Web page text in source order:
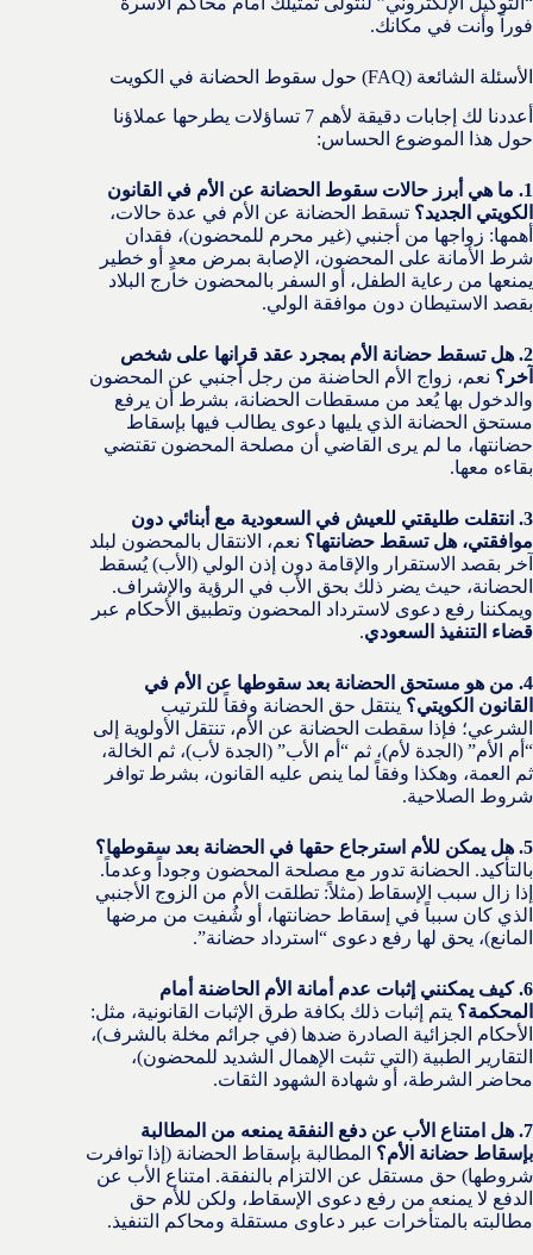
فوراً وأنت في مكانك.
الأسئلة الشائعة (FAQ) حول سقوط الحضانة في الكويت
أعددنا لك إجابات دقيقة لأهم 7 تساؤلات يطرحها عملاؤنا
حول هذا الموضوع الحساس:
1. ما هي أبرز حالات سقوط الحضانة عن الأم في القانون
الكويتي الجديد؟ تسقط الحضانة عن الأم في عدة حالات،
أهمها: زواجها من أجنبي (غير محرم للمحضون)، فقدان
شرط الأمانة على المحضون، الإصابة بمرض معدٍ أو خطير
يمنعها من رعاية الطفل، أو السفر بالمحضون خارج البلاد
بقصد الاستيطان دون موافقة الولي.
2. هل تسقط حضانة الأم بمجرد عقد قرانها على شخص
آخر؟ نعم، زواج الأم الحاضنة من رجل أجنبي عن المحضون
والدخول بها يُعد من مسقطات الحضانة، بشرط أن يرفع
مستحق الحضانة الذي يليها دعوى يطالب فيها بإسقاط
حضانتها، ما لم يرى القاضي أن مصلحة المحضون تقتضي
بقاءه معها.
3. انتقلت طليقتي للعيش في السعودية مع أبنائي دون
موافقتي، هل تسقط حضانتها؟ نعم، الانتقال بالمحضون لبلد
آخر بقصد الاستقرار والإقامة دون إذن الولي (الأب) يُسقط
الحضانة، حيث يضر ذلك بحق الأب في الرؤية والإشراف.
ويمكننا رفع دعوى لاسترداد المحضون وتطبيق الأحكام عبر
قضاء التنفيذ السعودي.
4. من هو مستحق الحضانة بعد سقوطها عن الأم في
القانون الكويتي؟ ينتقل حق الحضانة وفقاً للترتيب
الشرعي؛ فإذا سقطت الحضانة عن الأم، تنتقل الأولوية إلى
“أم الأم” (الجدة لأم)، ثم “أم الأب” (الجدة لأب)، ثم الخالة،
ثم العمة، وهكذا وفقاً لما ينص عليه القانون، بشرط توافر
شروط الصلاحية.
5. هل يمكن للأم استرجاع حقها في الحضانة بعد سقوطها؟
بالتأكيد. الحضانة تدور مع مصلحة المحضون وجوداً وعدماً.
إذا زال سبب الإسقاط (مثلاً: تطلقت الأم من الزوج الأجنبي
الذي كان سبباً في إسقاط حضانتها، أو شُفيت من مرضها
المانع)، يحق لها رفع دعوى “استرداد حضانة”.
6. كيف يمكنني إثبات عدم أمانة الأم الحاضنة أمام
المحكمة؟ يتم إثبات ذلك بكافة طرق الإثبات القانونية، مثل:
الأحكام الجزائية الصادرة ضدها (في جرائم مخلة بالشرف)،
التقارير الطبية (التي تثبت الإهمال الشديد للمحضون)،
محاضر الشرطة، أو شهادة الشهود الثقات.
7. هل امتناع الأب عن دفع النفقة يمنعه من المطالبة
بإسقاط حضانة الأم؟ المطالبة بإسقاط الحضانة (إذا توافرت
شروطها) حق مستقل عن الالتزام بالنفقة. امتناع الأب عن
الدفع لا يمنعه من رفع دعوى الإسقاط، ولكن للأم حق
مطالبته بالمتأخرات عبر دعاوى مستقلة ومحاكم التنفيذ.